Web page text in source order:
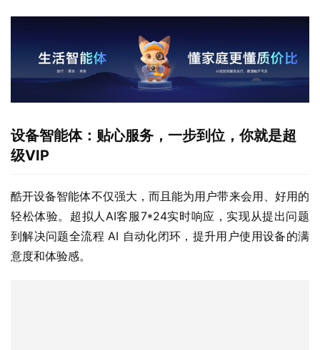
设备智能体：贴心服务，一步到位，你就是超
级VIP
酷开设备智能体不仅强大，而且能为用户带来会用、好用的
轻松体验。超拟人AI客服7*24实时响应，实现从提出问题
到解决问题全流程 AI 自动化闭环，提升用户使用设备的满
意度和体验感。